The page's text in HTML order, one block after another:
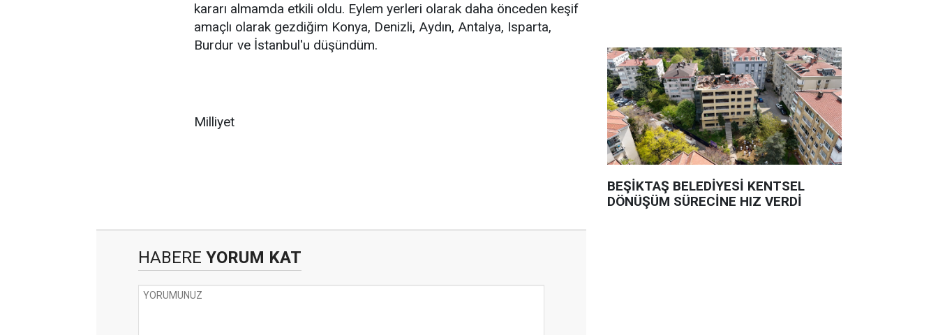
kararı almamda etkili oldu. Eylem yerleri olarak daha önceden keşif
amaçlı olarak gezdiğim Konya, Denizli, Aydın, Antalya, Isparta,
Burdur ve İstanbul'u düşündüm.
Milliyet
HABERE YORUM KAT
BEŞİKTAŞ BELEDİYESİ KENTSEL
DÖNÜŞÜM SÜRECİNE HIZ VERDİ